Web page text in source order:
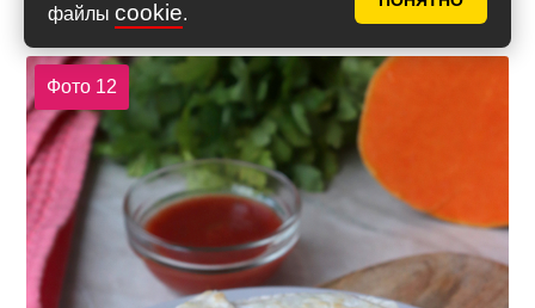
файлы cookie.
готовы, можно подавать на стол.
Фото 12